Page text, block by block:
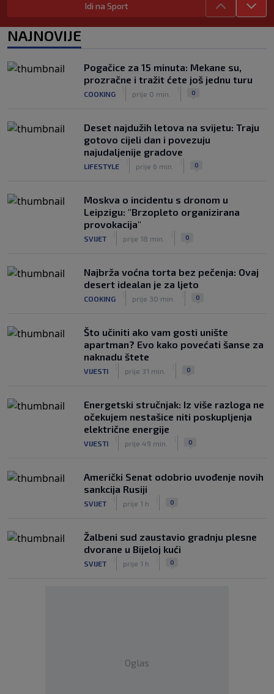
Tomiyasu se vraća u Premier ligu,
postat će suigrač bivšeg Vatrenog
Veliko priznanje za hrvatskog
stručnjaka: Jurica Žuža novi je pomoćni
trener Barcelone
|
prije 2 h
Idi na Sport
NAJNOVIJE
Pogačice za 15 minuta: Mekane su,
prozračne i tražit ćete još jednu turu
COOKING prije 0 min. 0
Deset najdužih letova na svijetu: Traju
gotovo cijeli dan i povezuju
najudaljenije gradove
LIFESTYLE prije 6 min. 0
Moskva o incidentu s dronom u
Leipzigu: "Brzopleto organizirana
provokacija"
SVIJET prije 18 min. 0
Najbrža voćna torta bez pečenja: Ovaj
desert idealan je za ljeto
COOKING prije 30 min. 0
Što učiniti ako vam gosti unište
apartman? Evo kako povećati šanse za
naknadu štete
VIJESTI prije 31 min. 0
Energetski stručnjak: Iz više razloga ne
očekujem nestašice niti poskupljenja
električne energije
VIJESTI prije 49 min. 0
Američki Senat odobrio uvođenje novih
sankcija Rusiji
SVIJET prije 1 h 0
Žalbeni sud zaustavio gradnju plesne
dvorane u Bijeloj kući
SVIJET prije 1 h 0
Oglas